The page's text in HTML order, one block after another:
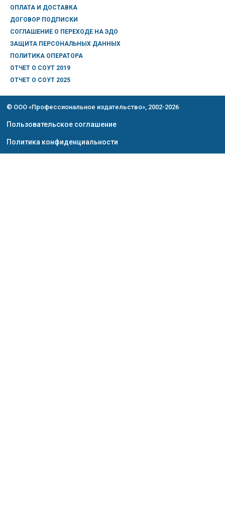
ОПЛАТА И ДОСТАВКА
ДОГОВОР ПОДПИСКИ
СОГЛАШЕНИЕ О ПЕРЕХОДЕ НА ЭДО
ЗАЩИТА ПЕРСОНАЛЬНЫХ ДАННЫХ
ПОЛИТИКА ОПЕРАТОРА
ОТЧЕТ О СОУТ 2019
ОТЧЕТ О СОУТ 2025
© ООО «Профессиональное издательство», 2002-2026
Пользовательское соглашение
Политика конфиденциальности